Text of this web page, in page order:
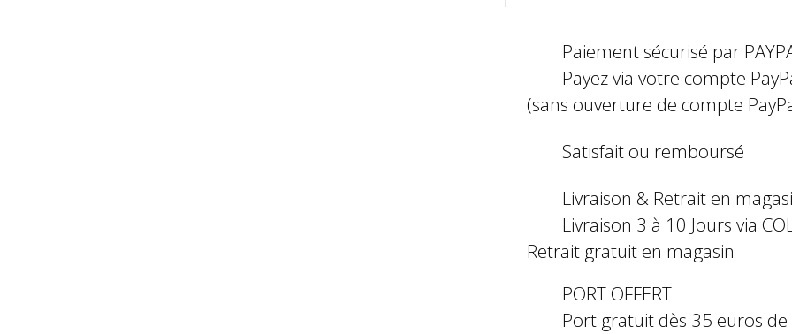
Paiement sécurisé par
Payez via votre compte
(sans ouverture de compte
Satisfait ou remboursé
Livraison & Retrait en
Livraison 3 à 10 Jours via
Retrait gratuit en magasin
PORT OFFERT
Port gratuit dès 35 euros